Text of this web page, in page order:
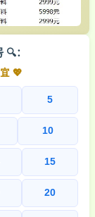
：
💖
5
10
15
20